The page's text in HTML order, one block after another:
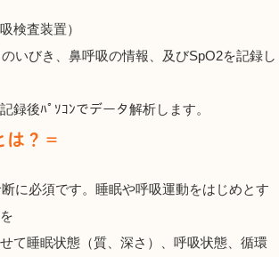
検査装置）
いびき、鼻呼吸の情報、及びSpO2を記録し
録後ﾊﾟｿｺﾝでデータ解析します。
は？＝
に必須です。睡眠や呼吸運動をはじめとす
て睡眠状態（質、深さ）、呼吸状態、循環